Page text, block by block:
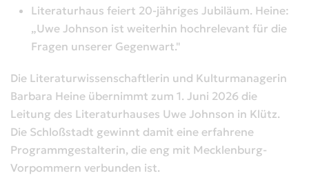
Literaturhaus feiert 20-jähriges Jubiläum. Heine:
„Uwe Johnson ist weiterhin hochrelevant für die
Fragen unserer Gegenwart."
Die Literaturwissenschaftlerin und Kulturmanagerin
Barbara Heine übernimmt zum 1. Juni 2026 die
Leitung des Literaturhauses Uwe Johnson in Klütz.
Die Schloßstadt gewinnt damit eine erfahrene
Programmgestalterin, die eng mit Mecklenburg-
Vorpommern verbunden ist.